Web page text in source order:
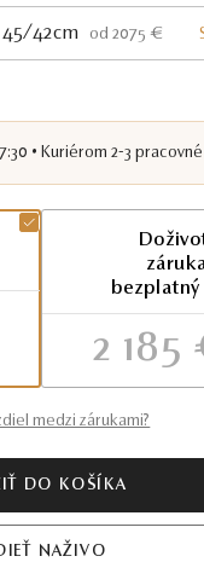
45/42cm od 2075 €
• Kuriérom 2-3
bezplatný
2 185
medzi zárukami?
DO KOŠÍKA
NAŽIVO